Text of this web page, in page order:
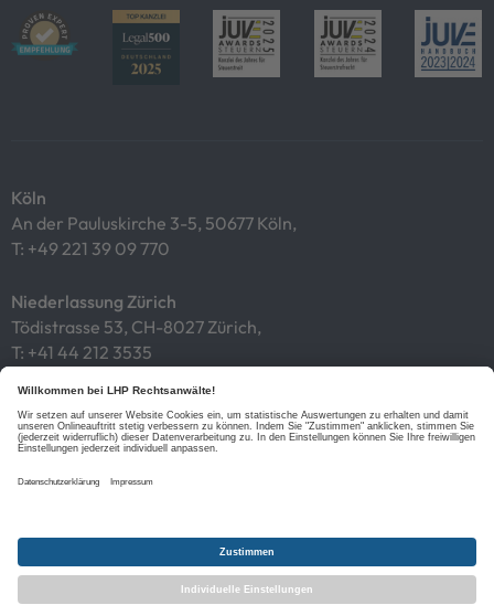
Köln
An der Pauluskirche 3-5, 50677 Köln,
T: +49 221 39 09 770
Niederlassung Zürich
Tödistrasse 53, CH-8027 Zürich,
T: +41 44 212 3535